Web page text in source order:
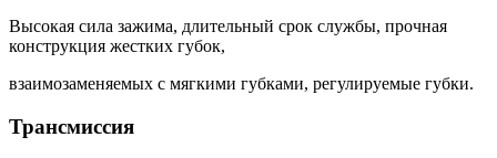
Высокая сила зажима, длительный срок службы, прочная
конструкция жестких губок,
взаимозаменяемых с мягкими губками, регулируемые губки.
Трансмиссия